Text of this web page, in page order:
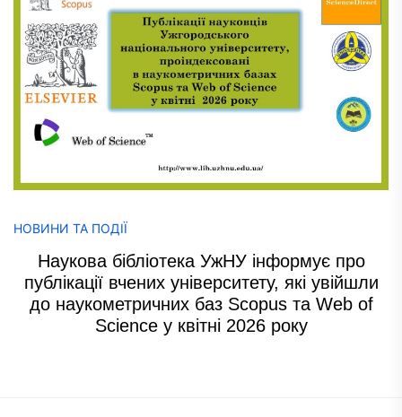
НОВИНИ ТА ПОДІЇ
Наукова бібліотека УжНУ інформує про
публікації вчених університету, які увійшли
до наукометричних баз Scopus та Web of
Science у квітні 2026 року